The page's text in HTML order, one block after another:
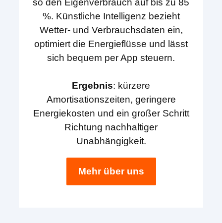
so den Eigenverbrauch auf bis zu 85
%. Künstliche Intelligenz bezieht
Wetter- und Verbrauchsdaten ein,
optimiert die Energieflüsse und lässt
sich bequem per App steuern.
Ergebnis: kürzere
Amortisationszeiten, geringere
Energiekosten und ein großer Schritt
Richtung nachhaltiger
Unabhängigkeit.
Mehr über uns